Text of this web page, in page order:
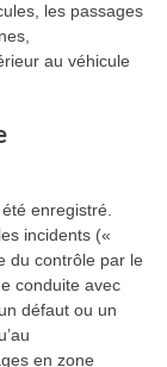
les passages
au véhicule
enregistré.
incidents («
du contrôle par le
conduite avec
défaut ou un
en zone